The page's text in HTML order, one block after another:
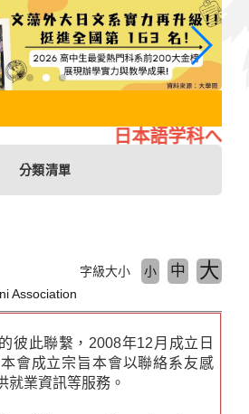
日本語学科へよう
分類清單
Association
字級大小 小 中 大
此聯繫，2008年12月成立日
會成立宗旨本會以聯絡系友感
就業資訊等服務。